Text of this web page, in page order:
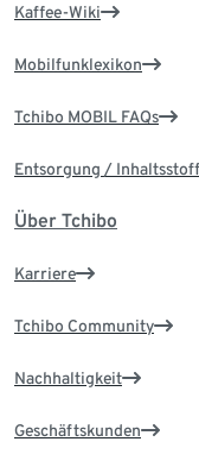
Kaffee-Wiki
Mobilfunklexikon
Tchibo MOBIL FAQs
Entsorgung /
Über Tchibo
Karriere
Tchibo Community
Nachhaltigkeit
Geschäftskunden